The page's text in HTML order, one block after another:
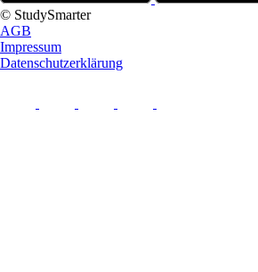
© StudySmarter
AGB
Impressum
Datenschutzerklärung